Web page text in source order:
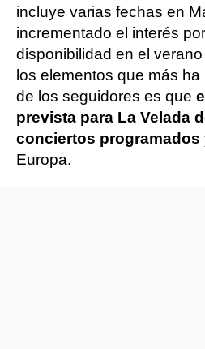
incluye varias fechas en
incrementado el interés
disponibilidad en el
los elementos que más
de los seguidores es que
prevista para La Velada
conciertos programados
Europa.